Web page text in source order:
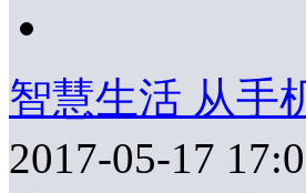
智慧生活 从手
2017-05-17